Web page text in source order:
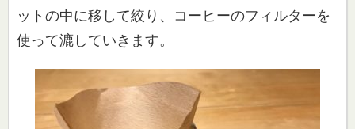
ットの中に移して絞り、コーヒーのフィルターを
使って漉していきます。